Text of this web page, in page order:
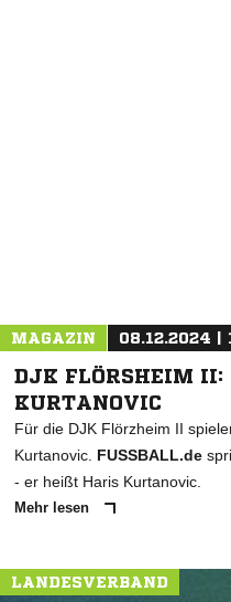
MAGAZIN 08.12.2024 |
DJK FLÖRSHEIM II:
KURTANOVIC
Für die DJK Flörzheim II
Kurtanovic. FUSSBALL.de
- er heißt Haris Kurtanovic.
Mehr lesen
LANDESVERBAND